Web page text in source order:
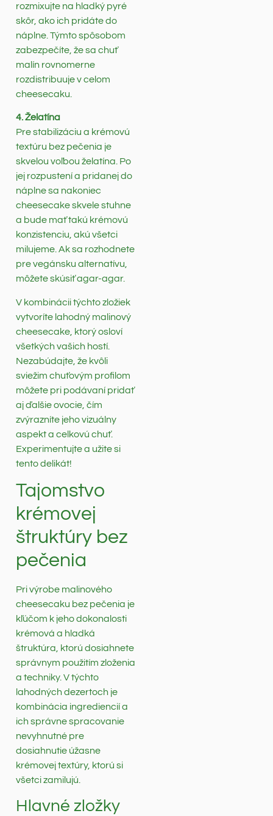
rozmixujte na hladký pyré
skôr, ako ich pridáte do
náplne. Týmto spôsobom
zabezpečíte, že sa chuť
malín rovnomerne
rozdistribuuje v celom
cheesecaku.
4. Želatína
Pre stabilizáciu a krémovú
textúru bez pečenia je
skvelou voľbou želatína. Po
jej rozpustení a pridanej do
náplne sa nakoniec
cheesecake skvele stuhne
a bude mať takú krémovú
konzistenciu, akú všetci
milujeme. Ak sa rozhodnete
pre vegánsku alternatívu,
môžete skúsiť agar-agar.
V kombinácii týchto zložiek
vytvoríte lahodný malinový
cheesecake, ktorý osloví
všetkých vašich hostí.
Nezabúdajte, že kvôli
sviežim chuťovým profilom
môžete pri podávaní pridať
aj ďalšie ovocie, čím
zvýrazníte jeho vizuálny
aspekt a celkovú chuť.
Experimentujte a užite si
tento delikát!
Tajomstvo
krémovej
štruktúry bez
pečenia
Pri výrobe malinového
cheesecaku bez pečenia je
kľúčom k jeho dokonalosti
krémová a hladká
štruktúra, ktorú dosiahnete
správnym použitím zloženia
a techniky. V týchto
lahodných dezertoch je
kombinácia ingrediencií a
ich správne spracovanie
nevyhnutné pre
dosiahnutie úžasne
krémovej textúry, ktorú si
všetci zamilujú.
Hlavné zložky